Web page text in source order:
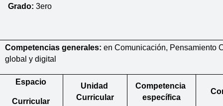
Grado: 3ero
Competencias generales: en Comunicación, Pensamiento
global y digital
Espacio
Curricular
Unidad
Curricular
Competencia
específica